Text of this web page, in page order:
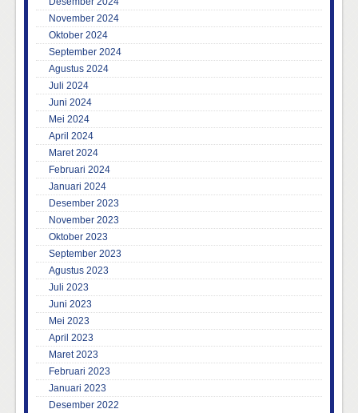
November 2024
Oktober 2024
September 2024
Agustus 2024
Juli 2024
Juni 2024
Mei 2024
April 2024
Maret 2024
Februari 2024
Januari 2024
Desember 2023
November 2023
Oktober 2023
September 2023
Agustus 2023
Juli 2023
Juni 2023
Mei 2023
April 2023
Maret 2023
Februari 2023
Januari 2023
Desember 2022